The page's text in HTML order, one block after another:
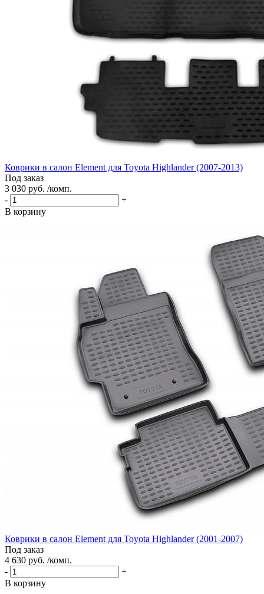
Коврики в салон Element для Toyota Highlander (2007-2013)
Под заказ
3 030 руб. /комп.
-
+
В корзину
Коврики в салон Element для Toyota Highlander (2001-2007)
Под заказ
4 630 руб. /комп.
-
+
В корзину